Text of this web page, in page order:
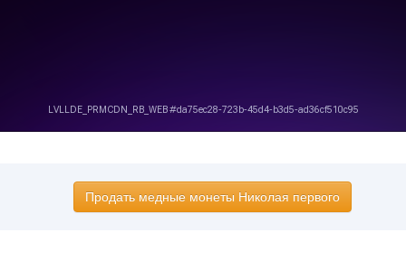
Продать медные монеты Николая первого